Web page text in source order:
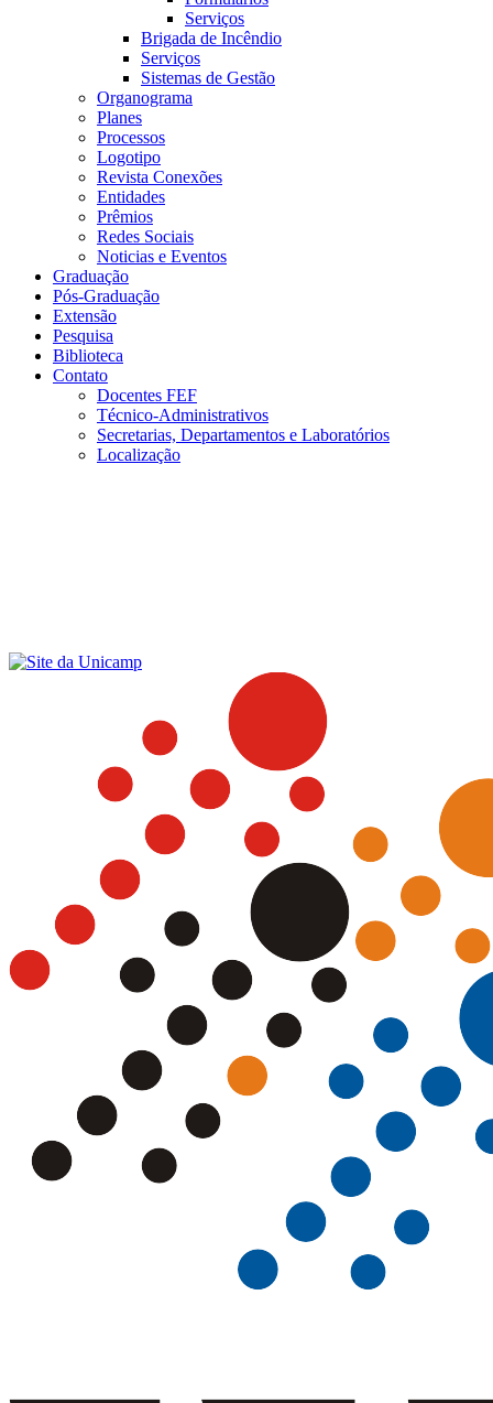
Serviços
Brigada de Incêndio
Serviços
Sistemas de Gestão
Organograma
Planes
Processos
Logotipo
Revista Conexões
Entidades
Prêmios
Redes Sociais
Noticias e Eventos
Graduação
Pós-Graduação
Extensão
Pesquisa
Biblioteca
Contato
Docentes FEF
Técnico-Administrativos
Secretarias, Departamentos e Laboratórios
Localização